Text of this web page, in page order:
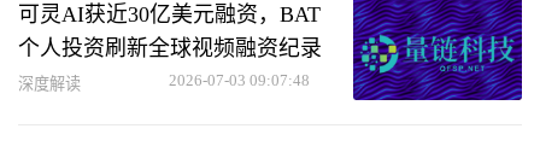
可灵AI获近30亿美元融资，BAT
个人投资刷新全球视频融资纪录
深度解读 2026-07-03 09:07:48